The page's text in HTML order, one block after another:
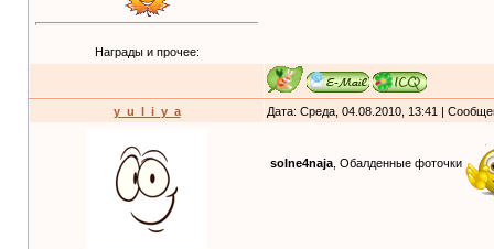
Награды и прочее:
y_u_l_i_y_a Дата: Среда, 04.08.2010, 13:41 |
solne4naja , Обалденные фоточки